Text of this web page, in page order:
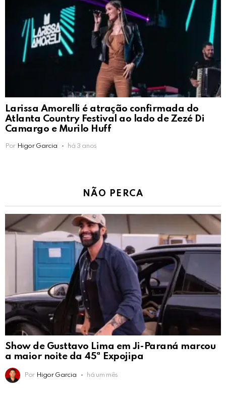
Larissa Amorelli é atração confirmada do
Atlanta Country Festival ao lado de Zezé Di
Camargo e Murilo Huff
Por Higor Garcia há 3 anos
NÃO PERCA
Show de Gusttavo Lima em Ji-Paraná marcou
a maior noite da 45ª Expojipa
Por Higor Garcia há um mês